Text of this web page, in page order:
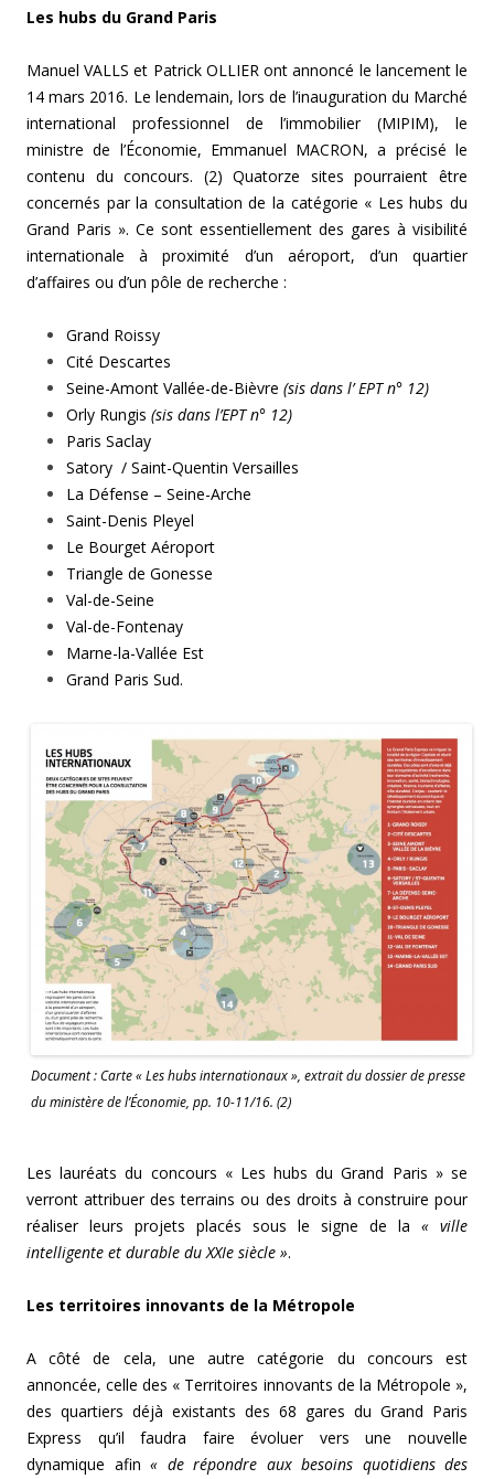
Les hubs du Grand Paris
Manuel VALLS et Patrick OLLIER ont annoncé le lancement le
14 mars 2016. Le lendemain, lors de l’inauguration du Marché
international professionnel de l’immobilier (MIPIM), le
ministre de l’Économie, Emmanuel MACRON, a précisé le
contenu du concours. (2) Quatorze sites pourraient être
concernés par la consultation de la catégorie « Les hubs du
Grand Paris ». Ce sont essentiellement des gares à visibilité
internationale à proximité d’un aéroport, d’un quartier
d’affaires ou d’un pôle de recherche :
Grand Roissy
Cité Descartes
Seine-Amont Vallée-de-Bièvre (sis dans l’ EPT n° 12)
Orly Rungis (sis dans l’EPT n° 12)
Paris Saclay
Satory / Saint-Quentin Versailles
La Défense – Seine-Arche
Saint-Denis Pleyel
Le Bourget Aéroport
Triangle de Gonesse
Val-de-Seine
Val-de-Fontenay
Marne-la-Vallée Est
Grand Paris Sud.
Document : Carte « Les hubs internationaux », extrait du dossier de presse
du ministère de l’Économie, pp. 10-11/16. (2)
Les lauréats du concours « Les hubs du Grand Paris » se
verront attribuer des terrains ou des droits à construire pour
réaliser leurs projets placés sous le signe de la « ville
intelligente et durable du XXIe siècle ».
Les territoires innovants de la Métropole
A côté de cela, une autre catégorie du concours est
annoncée, celle des « Territoires innovants de la Métropole »,
des quartiers déjà existants des 68 gares du Grand Paris
Express qu’il faudra faire évoluer vers une nouvelle
dynamique afin « de répondre aux besoins quotidiens des